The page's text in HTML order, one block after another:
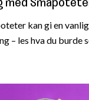
med
kan gi en
– les hva du burde